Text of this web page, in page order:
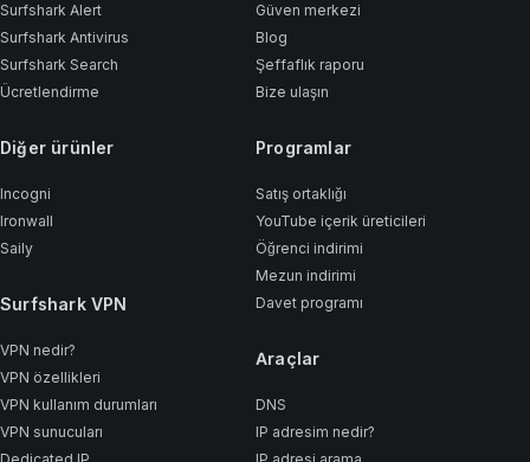
Surfshark Alert
Surfshark Antivirus
Surfshark Search
Ücretlendirme
Diğer ürünler
Incogni
Ironwall
Saily
Surfshark VPN
VPN nedir?
VPN özellikleri
VPN kullanım durumları
VPN sunucuları
Güven merkezi
Blog
Şeffaflık raporu
Bize ulaşın
Programlar
Satış ortaklığı
YouTube içerik üreticileri
Öğrenci indirimi
Mezun indirimi
Davet programı
Araçlar
DNS
IP adresim nedir?